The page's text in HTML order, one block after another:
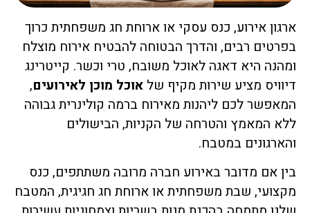
ארגון אירוע, כנס עסקי או ארוחת חג משפחתית כרוך
בפרטים רבים, והדרך הבטוחה להבטיח אירוח מוצלח
ומהנה היא דאגה לאוכל משובח, טרי וכשר. קייטרינג
דיוויס מציע שירות מקיף של אוכל מוכן לאירועים,
המאפשר לכם ליהנות מאירוח ברמה קולינרית גבוהה
ללא המאמץ והטרחה של הקניות, הבישולים
והארגונים במטבח.
בין אם מדובר באירוע חברה מרובה משתתפים, כנס
מקצועי, שבת משפחתית או ארוחת חג חגיגית, המטבח